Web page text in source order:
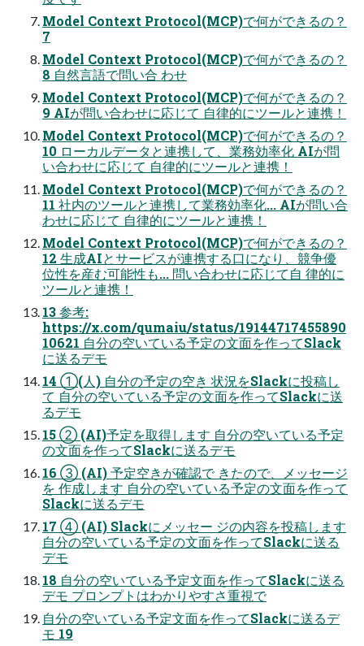
Model Context Protocol(MCP)で何ができるの？
7
Model Context Protocol(MCP)で何ができるの？
8 ⾃然⾔語で問い合 わせ
Model Context Protocol(MCP)で何ができるの？
9 AIが問い合わせに応じて ⾃律的にツールと連携！
Model Context Protocol(MCP)で何ができるの？
10 ローカルデータと連携して、業務効率化 AIが問
い合わせに応じて ⾃律的にツールと連携！
Model Context Protocol(MCP)で何ができるの？
11 社内のツールと連携して業務効率化... AIが問い合
わせに応じて ⾃律的にツールと連携！
Model Context Protocol(MCP)で何ができるの？
12 ⽣成AIとサービスが連携する⼝になり、競争優
位性を産む可能性も... 問い合わせに応じて⾃ 律的に
ツールと連携！
13 参考:
https://x.com/qumaiu/status/19144717455890
10621 ⾃分の空いている予定の⽂⾯を作ってSlack
に送るデモ
14 ①(⼈) ⾃分の予定の空き 状況をSlackに投稿し
て ⾃分の空いている予定の⽂⾯を作ってSlackに送
るデモ
15 ② (AI)予定を取得します ⾃分の空いている予定
の⽂⾯を作ってSlackに送るデモ
16 ③ (AI) 予定空きが確認で きたので、メッセージ
を 作成します ⾃分の空いている予定の⽂⾯を作って
Slackに送るデモ
17 ④ (AI) Slackにメッセー ジの内容を投稿します
⾃分の空いている予定の⽂⾯を作ってSlackに送る
デモ
18 ⾃分の空いている予定⽂⾯を作ってSlackに送る
デモ プロンプトはわかりやすさ重視で
⾃分の空いている予定⽂⾯を作ってSlackに送るデ
モ 19